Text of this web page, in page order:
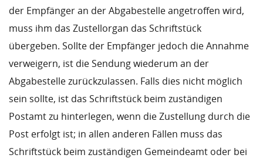
der Empfänger an der Abgabestelle angetroffen wird,
muss ihm das Zustellorgan das Schriftstück
übergeben. Sollte der Empfänger jedoch die Annahme
verweigern, ist die Sendung wiederum an der
Abgabestelle zurückzulassen. Falls dies nicht möglich
sein sollte, ist das Schriftstück beim zuständigen
Postamt zu hinterlegen, wenn die Zustellung durch die
Post erfolgt ist; in allen anderen Fällen muss das
Schriftstück beim zuständigen Gemeindeamt oder bei